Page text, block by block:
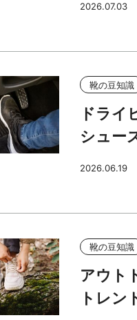
2026.07.03
靴の豆知識
ドライ
シュー
2026.06.19
靴の豆知識
アウト
トレン